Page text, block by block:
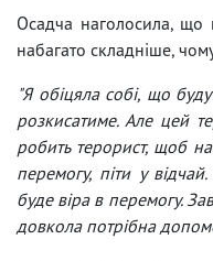
Осадча наголосила, що
набагато складніше,
"Я обіцяла собі, що
розкисатиме. Але цей
робить терорист, щоб
перемогу, піти у
буде віра в перемогу.
довкола потрібна